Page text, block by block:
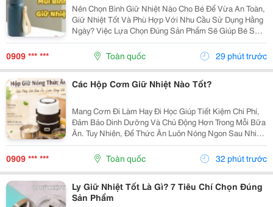
Nên Chọn Bình Giữ Nhiệt Nào Cho Bé Để Vừa An Toàn,
Giữ Nhiệt Tốt Và Phù Hợp Với Nhu Cầu Sử Dụng Hằng
Ngày? Việc Lựa Chọn Đúng Sản Phẩm Sẽ Giúp Bé Sử
Dụng Thuận Tiện Hơn Và Cha Mẹ Cũng Yên Tâm Hơn.
Cùng Khám Phá 7 Tiêu Chí Quan Trọng Ngay Dưới Đây
0909 *** *** Toàn quốc 29 phút trước
Các Hộp Cơm Giữ Nhiệt Nào Tốt?
Mang Cơm Đi Làm Hay Đi Học Giúp Tiết Kiệm Chi Phí,
Đảm Bảo Dinh Dưỡng Và Chủ Động Hơn Trong Mỗi Bữa
Ăn. Tuy Nhiên, Để Thức Ăn Luôn Nóng Ngon Sau Nhiều
Giờ, Việc Lựa Chọn Một Chiếc Hộp Cơm Giữ Nhiệt Nào
Tốt Là Điều Rất Quan Trọng. Bài Viết Dưới Đây Sẽ...
0909 *** *** Toàn quốc 32 phút trước
Ly Giữ Nhiệt Tốt Là Gì? 7 Tiêu Chí Chọn Đúng
Sản Phẩm